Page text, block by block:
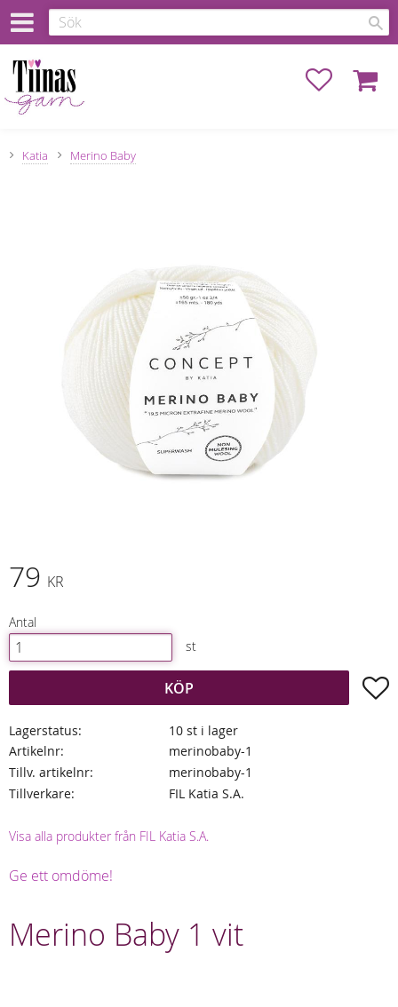
Favoriter
Katia Merino Baby
79 KR
Antal
st
KÖP
Lagerstatus
10 st i lager
Artikelnr
merinobaby-1
Tillv. artikelnr
merinobaby-1
Tillverkare
FIL Katia S.A.
Visa alla produkter från FIL Katia S.A.
Ge ett omdöme!
Merino Baby 1 vit